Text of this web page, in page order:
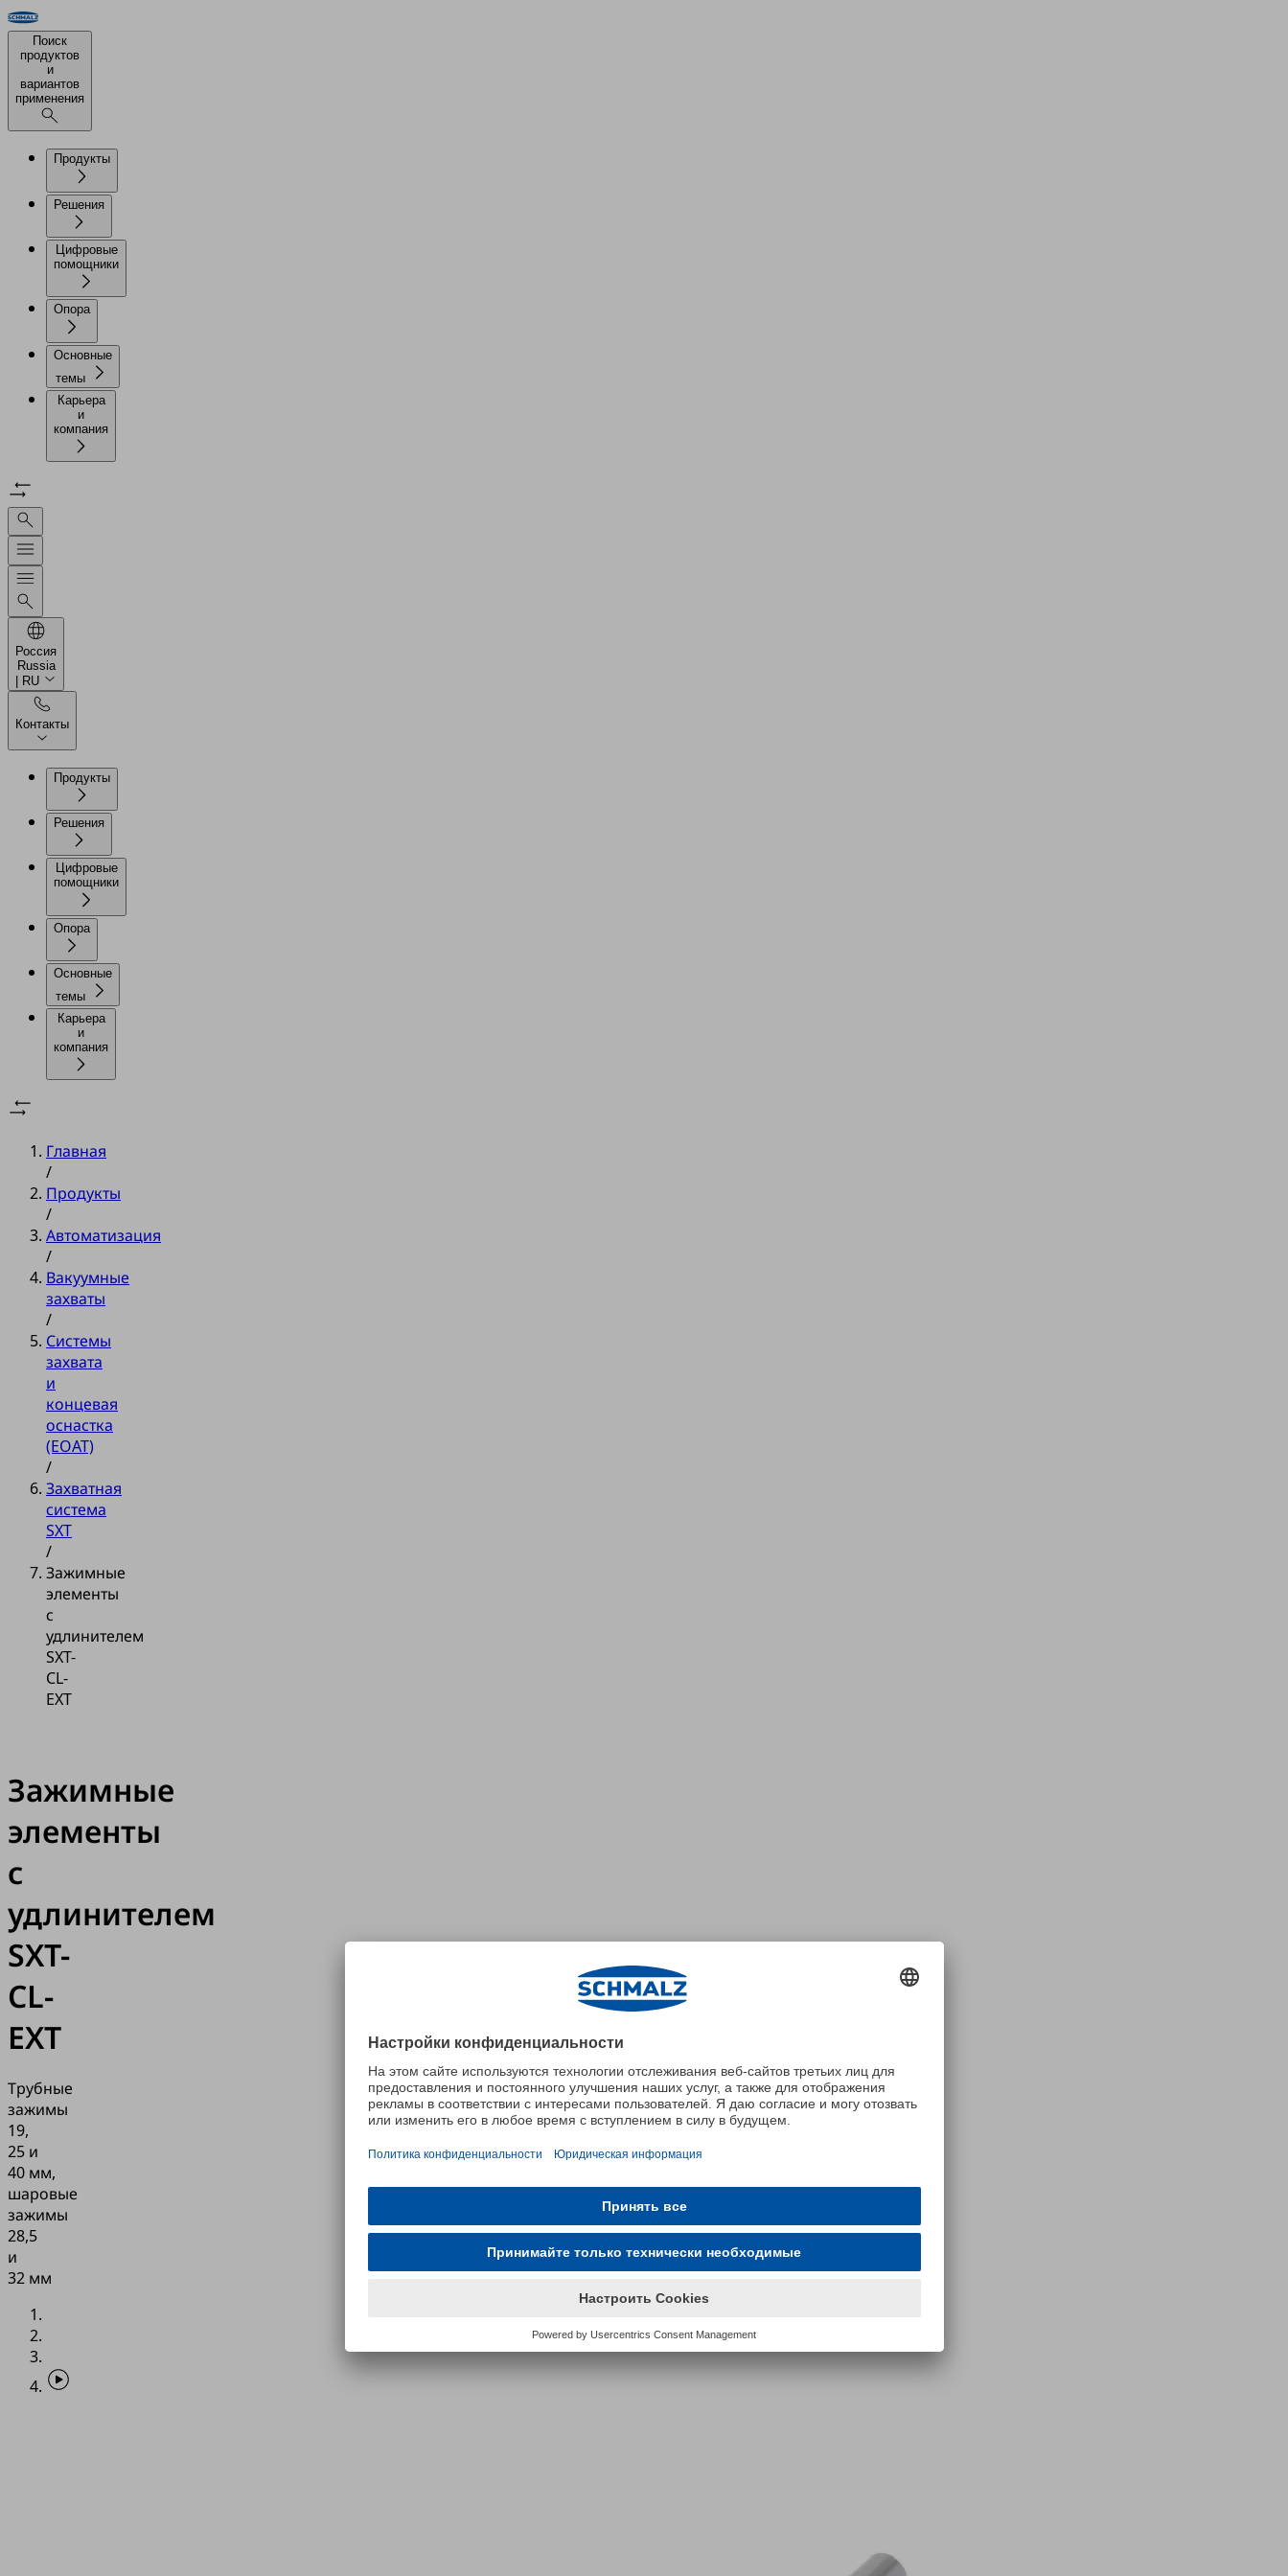
Поиск
продуктов
и
вариантов
применения
Продукты
Решения
Цифровые
помощники
Опора
Основные
темы
Карьера
и
компания
Россия
Russia
| RU
Контакты
Продукты
Решения
Цифровые
помощники
Опора
Основные
темы
Карьера
и
компания
Главная
/
Продукты
/
Автоматизация
/
Вакуумные
захваты
/
Системы
захвата
и
концевая
оснастка
(EOAT)
/
Захватная
система
SXT
/
Зажимные
элементы
с
удлинителем
SXT-
CL-
EXT
Зажимные
элементы
с
удлинителем
SXT-
CL-
EXT
Трубные
зажимы
19,
25 и
40 мм,
шаровые
зажимы
28,5
и
32 мм